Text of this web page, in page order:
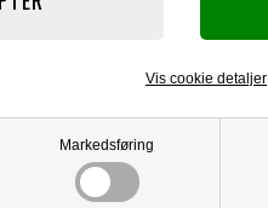
Markedsføring
Vis cookie detaljer